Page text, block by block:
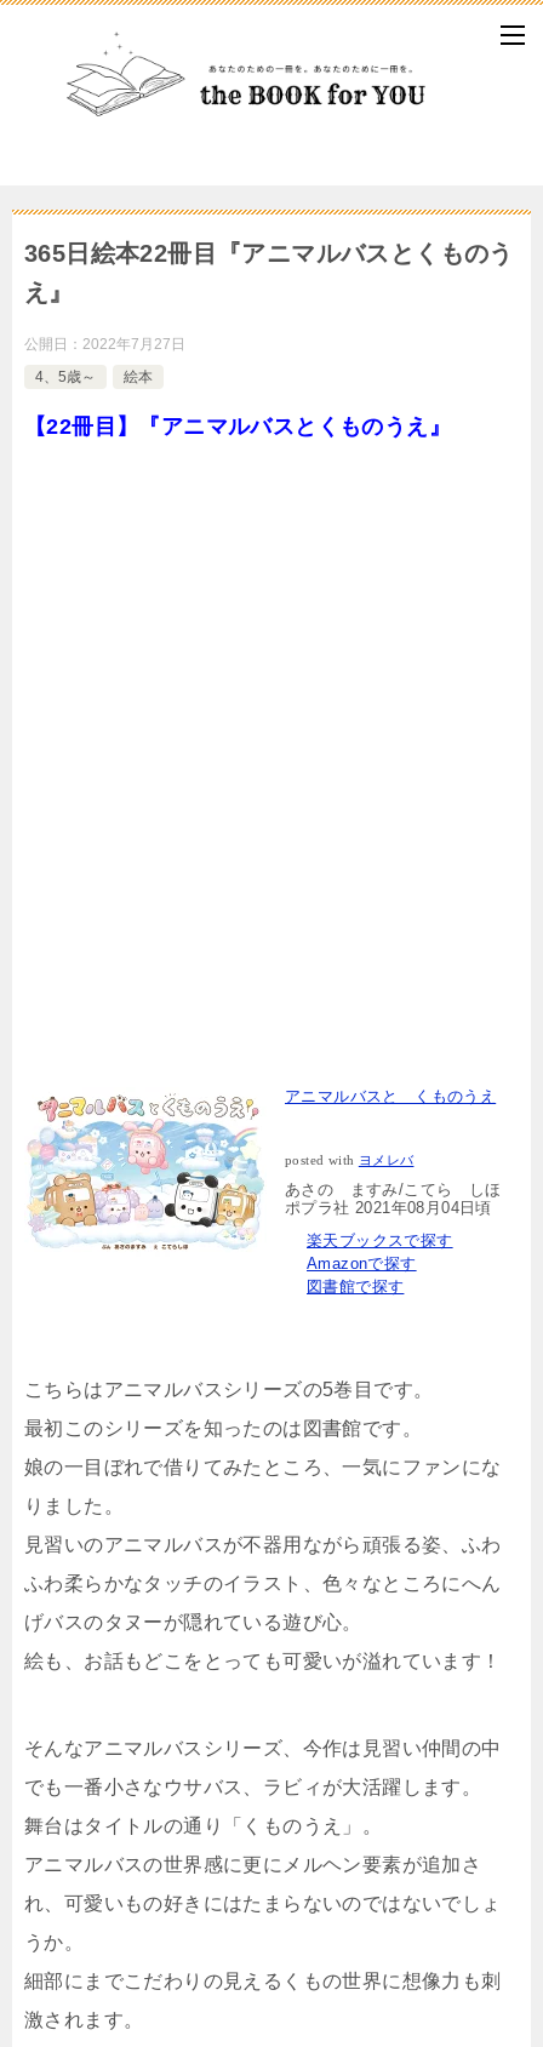
365日絵本22冊目『アニマルバスとくものう
え』
公開日： 2022年7月27日
4、5歳～
絵本
【22冊目】『アニマルバスとくものうえ』
アニマルバスと くものうえ
posted with ヨメレバ
あさの ますみ/こてら しほ
ポプラ社 2021年08月04日頃
楽天ブックスで探す
Amazonで探す
図書館で探す
こちらはアニマルバスシリーズの5巻目です。
最初このシリーズを知ったのは図書館です。
娘の一目ぼれで借りてみたところ、一気にファンにな
りました。
見習いのアニマルバスが不器用ながら頑張る姿、ふわ
ふわ柔らかなタッチのイラスト、色々なところにへん
げバスのタヌーが隠れている遊び心。
絵も、お話もどこをとっても可愛いが溢れています！
そんなアニマルバスシリーズ、今作は見習い仲間の中
でも一番小さなウサバス、ラビィが大活躍します。
舞台はタイトルの通り「くものうえ」。
アニマルバスの世界感に更にメルヘン要素が追加さ
れ、可愛いもの好きにはたまらないのではないでしょ
うか。
細部にまでこだわりの見えるくもの世界に想像力も刺
激されます。